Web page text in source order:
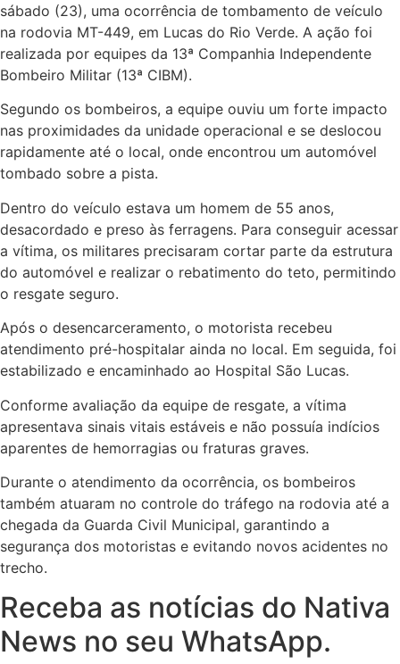
sábado (23), uma ocorrência de tombamento de veículo
na rodovia MT-449, em Lucas do Rio Verde. A ação foi
realizada por equipes da 13ª Companhia Independente
Bombeiro Militar (13ª CIBM).
Segundo os bombeiros, a equipe ouviu um forte impacto
nas proximidades da unidade operacional e se deslocou
rapidamente até o local, onde encontrou um automóvel
tombado sobre a pista.
Dentro do veículo estava um homem de 55 anos,
desacordado e preso às ferragens. Para conseguir acessar
a vítima, os militares precisaram cortar parte da estrutura
do automóvel e realizar o rebatimento do teto, permitindo
o resgate seguro.
Após o desencarceramento, o motorista recebeu
atendimento pré-hospitalar ainda no local. Em seguida, foi
estabilizado e encaminhado ao Hospital São Lucas.
Conforme avaliação da equipe de resgate, a vítima
apresentava sinais vitais estáveis e não possuía indícios
aparentes de hemorragias ou fraturas graves.
Durante o atendimento da ocorrência, os bombeiros
também atuaram no controle do tráfego na rodovia até a
chegada da Guarda Civil Municipal, garantindo a
segurança dos motoristas e evitando novos acidentes no
trecho.
Receba as notícias do Nativa
News no seu WhatsApp.